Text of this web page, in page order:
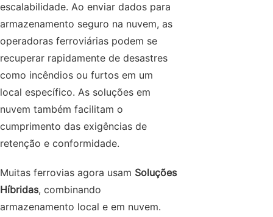
escalabilidade. Ao enviar dados para
armazenamento seguro na nuvem, as
operadoras ferroviárias podem se
recuperar rapidamente de desastres
como incêndios ou furtos em um
local específico. As soluções em
nuvem também facilitam o
cumprimento das exigências de
retenção e conformidade.
Muitas ferrovias agora usam Soluções
Híbridas, combinando
armazenamento local e em nuvem.